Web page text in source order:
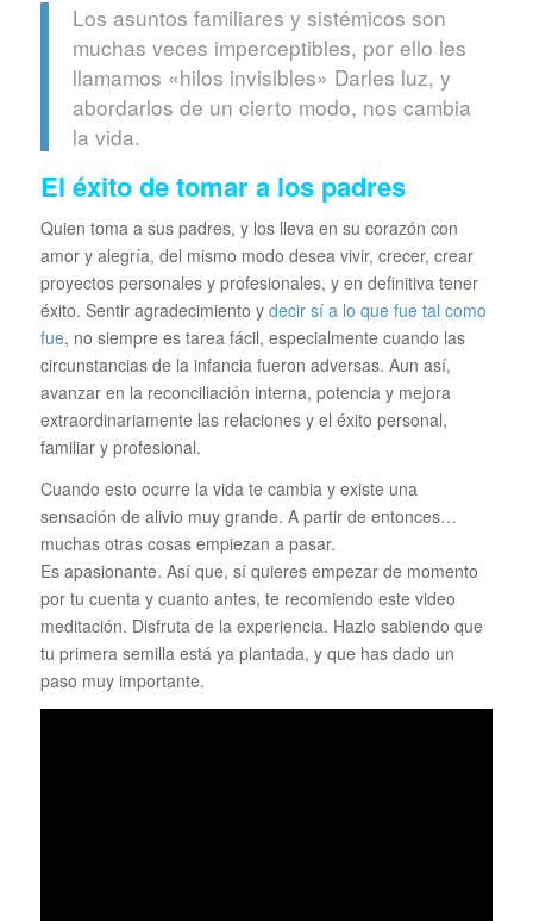
Los asuntos familiares y sistémicos son
muchas veces imperceptibles, por ello les
llamamos «hilos invisibles» Darles luz, y
abordarlos de un cierto modo, nos cambia
la vida.
El éxito de tomar a los padres
Quien toma a sus padres, y los lleva en su corazón con
amor y alegría, del mismo modo desea vivir, crecer, crear
proyectos personales y profesionales, y en definitiva tener
éxito. Sentir agradecimiento y decir sí a lo que fue tal como
fue, no siempre es tarea fácil, especialmente cuando las
circunstancias de la infancia fueron adversas. Aun así,
avanzar en la reconciliación interna, potencia y mejora
extraordinariamente las relaciones y el éxito personal,
familiar y profesional.
Cuando esto ocurre la vida te cambia y existe una
sensación de alivio muy grande. A partir de entonces…
muchas otras cosas empiezan a pasar.
Es apasionante. Así que, sí quieres empezar de momento
por tu cuenta y cuanto antes, te recomiendo este video
meditación. Disfruta de la experiencia. Hazlo sabiendo que
tu primera semilla está ya plantada, y que has dado un
paso muy importante.